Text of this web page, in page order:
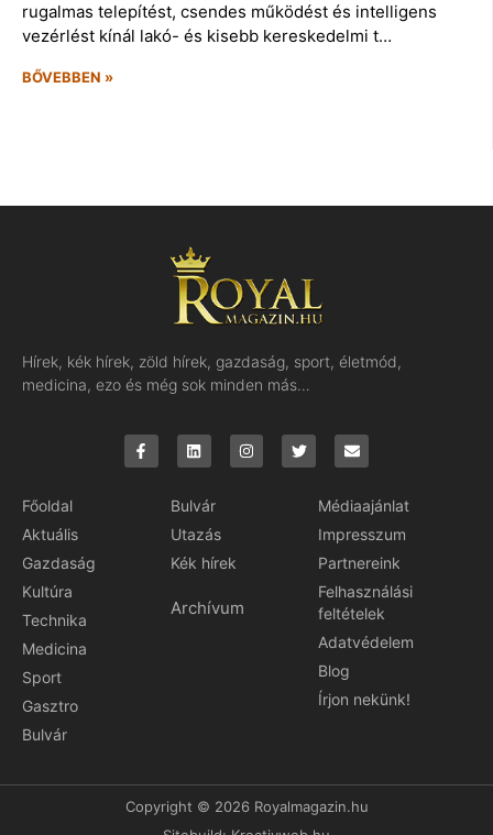
rugalmas telepítést, csendes működést és intelligens
vezérlést kínál lakó- és kisebb kereskedelmi t…
BŐVEBBEN »
Hírek, kék hírek, zöld hírek, gazdaság, sport, életmód,
medicina, ezo és még sok minden más…
Főoldal
Aktuális
Gazdaság
Kultúra
Technika
Medicina
Sport
Gasztro
Bulvár
Bulvár
Utazás
Kék hírek
Archívum
Médiaajánlat
Impresszum
Partnereink
Felhasználási
feltételek
Adatvédelem
Blog
Írjon nekünk!
Copyright © 2026 Royalmagazin.hu